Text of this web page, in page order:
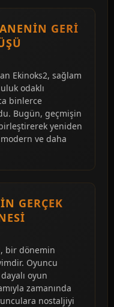
GERI
Ekinoks2, sağlam
odaklı
binlerce
Bugün, geçmişin
yeniden
ve daha
GERÇEK
bir dönemin
Oyuncu
oyun
zamanında
nostaljiyi